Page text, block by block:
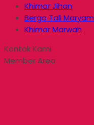
Khimar Jihan
Bergo Tali Maryam
Khimar Marwah
Kontak Kami
Member Area